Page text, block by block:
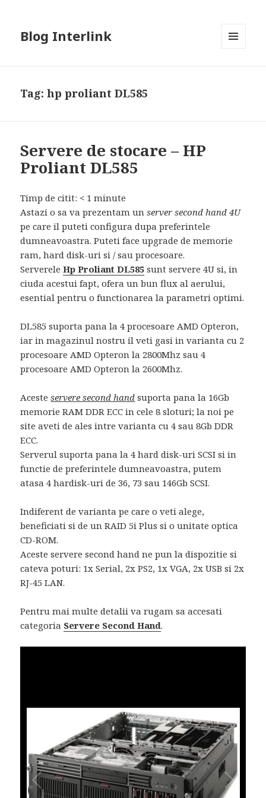
Blog Interlink
Tag:hp proliant DL585
Servere de stocare – HP
Proliant DL585
Timp de citit: < 1 minute
Astazi o sa va prezentam unserver second hand 4U
pe care il puteti configura dupa preferintele
dumneavoastra. Puteti face upgrade de memorie
ram, hard disk-uri si / sau procesoare.
ServereleHp Proliant DL585 sunt servere 4U si, in
ciuda acestui fapt, ofera un bun flux al aerului,
esential pentru o functionarea la parametri optimi.
DL585 suporta pana la 4 procesoare AMD Opteron,
iar in magazinul nostru il veti gasi in varianta cu 2
procesoare AMD Opteron la 2800Mhz sau 4
procesoare AMD Opteron la 2600Mhz.
Acesteservere second hand suporta pana la 16Gb
memorie RAM DDR ECC in cele 8 sloturi; la noi pe
site aveti de ales intre varianta cu 4 sau 8Gb DDR
ECC.
Serverul suporta pana la 4 hard disk-uri SCSI si in
functie de preferintele dumneavoastra, putem
atasa 4 hardisk-uri de 36, 73 sau 146Gb SCSI.
Indiferent de varianta pe care o veti alege,
beneficiati si de un RAID 5i Plus si o unitate optica
CD-ROM.
Aceste servere second hand ne pun la dispozitie si
cateva poturi: 1x Serial, 2x PS2, 1x VGA, 2x USB si 2x
RJ-45 LAN.
Pentru mai multe detalii va rugam sa accesati
categoria Servere Second Hand.